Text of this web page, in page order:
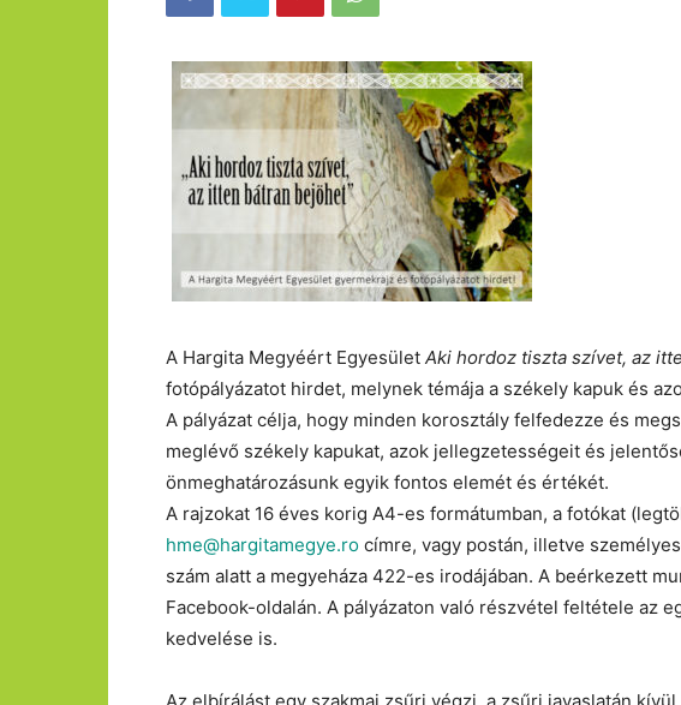
A Hargita Megyéért Egyesület Aki hordoz tiszta szívet, az
fotópályázatot hirdet, melynek témája a székely kapuk és
A pályázat célja, hogy minden korosztály felfedezze és
meglévő székely kapukat, azok jellegzetességeit és
önmeghatározásunk egyik fontos elemét és értékét.
A rajzokat 16 éves korig A4-es formátumban, a fotókat
hme@hargitamegye.ro címre, vagy postán, illetve
szám alatt a megyeháza 422-es irodájában. A beérkezett
Facebook-oldalán. A pályázaton való részvétel feltétele az
kedvelése is.